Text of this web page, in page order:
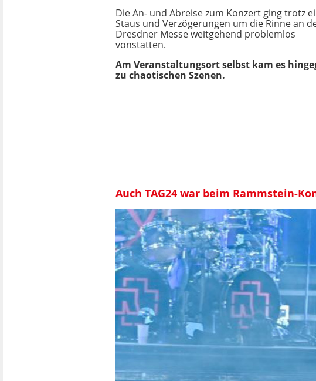
Die An- und Abreise zum Konzert ging trotz
Staus und Verzögerungen um die Rinne an
Dresdner Messe weitgehend problemlos
vonstatten.
Am Veranstaltungsort selbst kam es
zu chaotischen Szenen.
Auch TAG24 war beim Rammstein-